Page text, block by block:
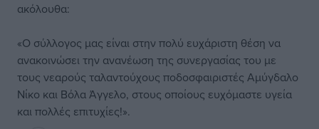
ακόλουθα:
«Ο σύλλογος μας είναι στην πολύ ευχάριστη θέση να
ανακοινώσει την ανανέωση της συνεργασίας του με
τους νεαρούς ταλαντούχους ποδοσφαιριστές Αμύγδαλο
Νίκο και Βόλα Άγγελο, στους οποίους ευχόμαστε υγεία
και πολλές επιτυχίες!».